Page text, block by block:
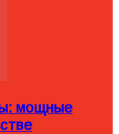
мощные